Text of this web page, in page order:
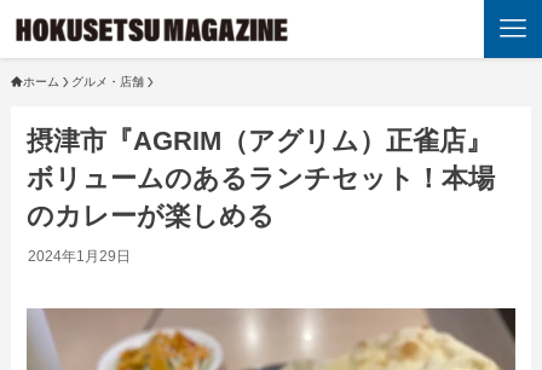
ホーム グルメ・店舗
摂津市『AGRIM（アグリム）正雀店』
ボリュームのあるランチセット！本場
のカレーが楽しめる
2024年1月29日